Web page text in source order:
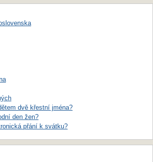
dvě křestní jména?
den žen?
přání k svátku?